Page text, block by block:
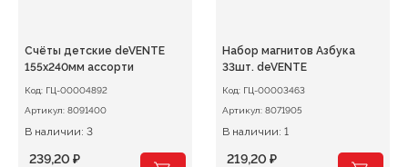
Счёты детские deVENTE
155х240мм ассорти
Код: ГЦ-00004892
Артикул: 8091400
В наличии: 3
239,20 ₽
Набор магнитов Азбука
33шт. deVENTE
Код: ГЦ-00003463
Артикул: 8071905
В наличии: 1
219,20 ₽